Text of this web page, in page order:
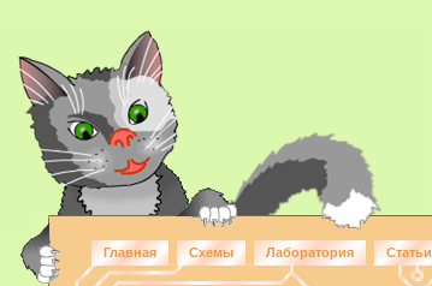
Главная Схемы Лаборатория Статьи